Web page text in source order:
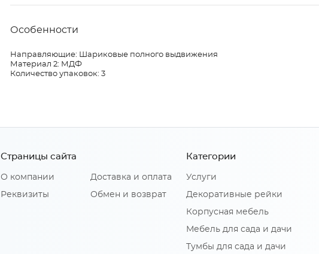
Особенности
Направляющие: Шариковые полного выдвижения
Материал 2: МДФ
Количество упаковок: 3
Страницы сайта
О компании
Реквизиты
Доставка и оплата
Обмен и возврат
Категории
Услуги
Декоративные рейки
Корпусная мебель
Мебель для сада и дачи
Тумбы для сада и дачи